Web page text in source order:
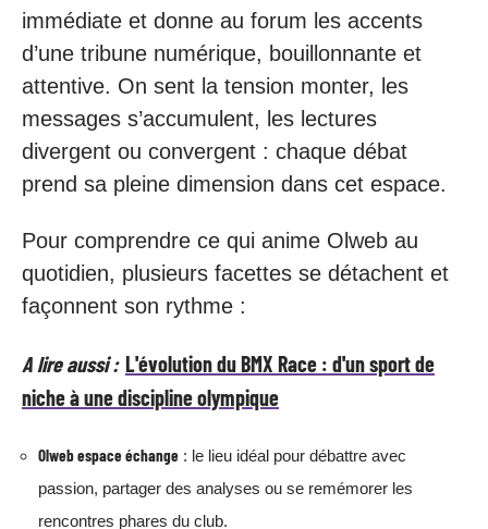
immédiate et donne au forum les accents
d’une tribune numérique, bouillonnante et
attentive. On sent la tension monter, les
messages s’accumulent, les lectures
divergent ou convergent : chaque débat
prend sa pleine dimension dans cet espace.
Pour comprendre ce qui anime Olweb au
quotidien, plusieurs facettes se détachent et
façonnent son rythme :
A lire aussi : L'évolution du BMX Race : d'un sport de
niche à une discipline olympique
Olweb espace échange : le lieu idéal pour débattre avec
passion, partager des analyses ou se remémorer les
rencontres phares du club.